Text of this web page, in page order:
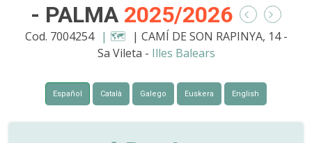
- PALMA 2025/2026
Cod. 7004254 | 🗺️ | CAMÍ DE SON RAPINYA, 14 -
Sa Vileta - Illes Balears
Español Català Galego Euskera English